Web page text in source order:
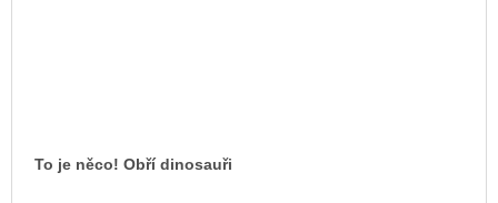
To je něco! Obří dinosauři